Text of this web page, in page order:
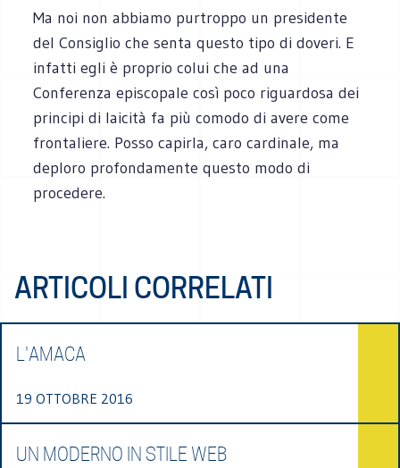
Ma noi non abbiamo purtroppo un presidente
del Consiglio che senta questo tipo di doveri. E
infatti egli è proprio colui che ad una
Conferenza episcopale così poco riguardosa dei
principi di laicità fa più comodo di avere come
frontaliere. Posso capirla, caro cardinale, ma
deploro profondamente questo modo di
procedere.
ARTICOLI CORRELATI
L'AMACA
19 OTTOBRE 2016
UN MODERNO IN STILE WEB